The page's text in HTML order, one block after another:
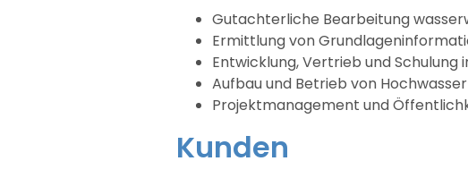
Gutachterliche Bearbeitung
Ermittlung von
Entwicklung, Vertrieb und Schulung
Aufbau und Betrieb von
Projektmanagement und
Kunden